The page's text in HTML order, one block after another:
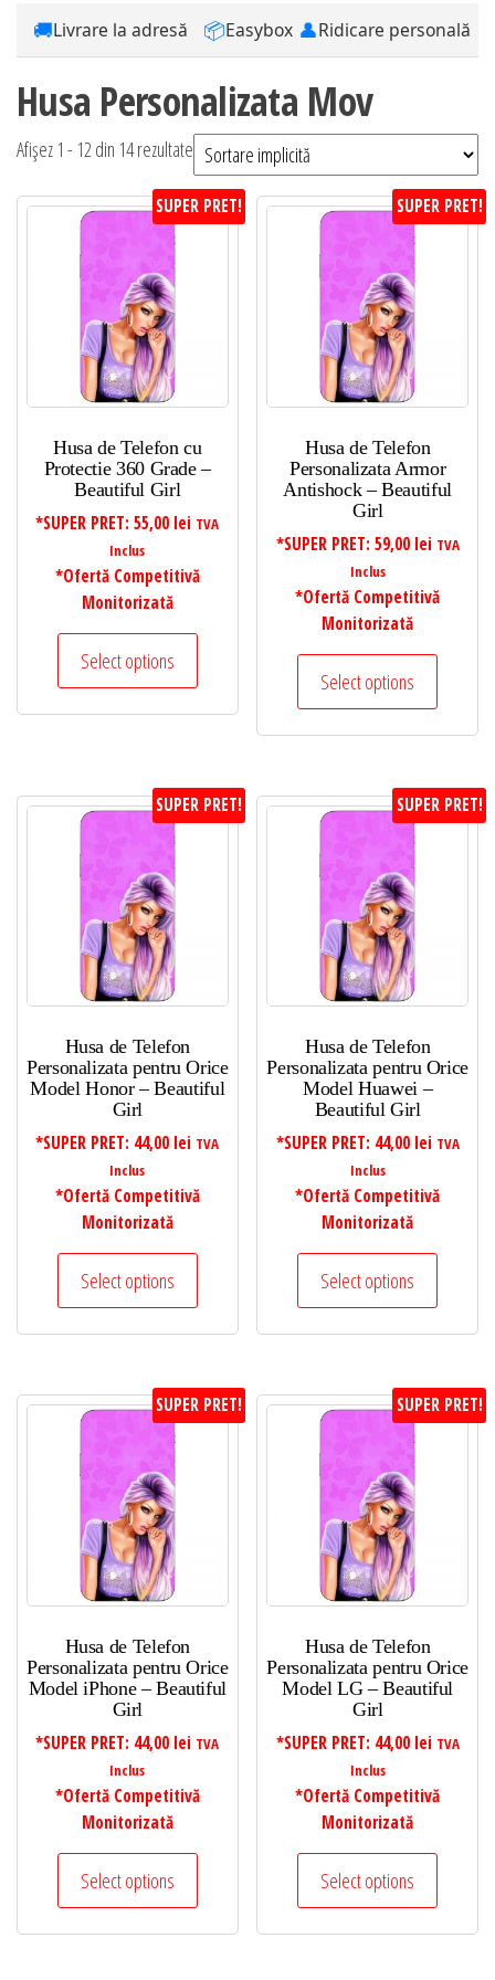
🚚Livrare la adresă 📦Easybox 👤Ridicare personală
Husa Personalizata Mov
Afișez 1 - 12 din 14 rezultate
SUPER PRET!
Husa de Telefon cu
Protectie 360 Grade –
Beautiful Girl
*SUPER PRET:55,00 lei TVA
Inclus
*Ofertă Competitivă
Monitorizată
Select options
SUPER PRET!
Husa de Telefon
Personalizata Armor
Antishock – Beautiful
Girl
*SUPER PRET: 59,00 lei TVA
Inclus
*Ofertă Competitivă
Monitorizată
Select options
SUPER PRET!
Husa de Telefon
Personalizata pentru Orice
Model Honor – Beautiful
Girl
*SUPER PRET: 44,00 lei TVA
Inclus
*Ofertă Competitivă
Monitorizată
Select options
SUPER PRET!
Husa de Telefon
Personalizata pentru Orice
Model Huawei –
Beautiful Girl
*SUPER PRET: 44,00 lei TVA
Inclus
*Ofertă Competitivă
Monitorizată
Select options
SUPER PRET!
Husa de Telefon
Personalizata pentru Orice
Model iPhone – Beautiful
Girl
*SUPER PRET: 44,00 lei TVA
Inclus
*Ofertă Competitivă
Monitorizată
Select options
SUPER PRET!
Husa de Telefon
Personalizata pentru Orice
Model LG – Beautiful
Girl
*SUPER PRET: 44,00 lei TVA
Inclus
*Ofertă Competitivă
Monitorizată
Select options